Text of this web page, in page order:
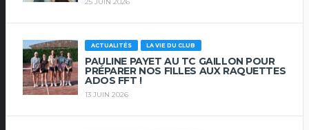
ACTUALITÉS LA VIE DU CLUB
PAULINE PAYET AU TC GAILLON POUR
PRÉPARER NOS FILLES AUX RAQUETTES
ADOS FFT !
13 JUIN 2026